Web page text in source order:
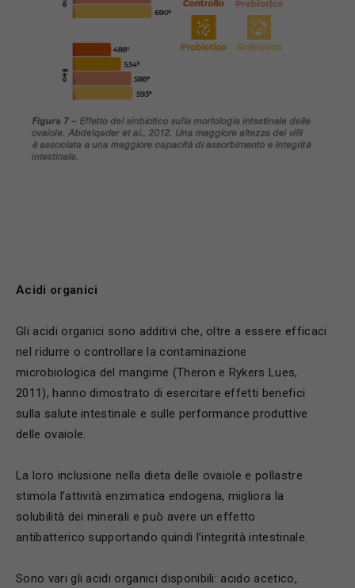
Acidi organici
Gli acidi organici sono additivi che, oltre a essere efficaci
nel ridurre o controllare la contaminazione
microbiologica del mangime (Theron e Rykers Lues,
2011), hanno dimostrato di esercitare effetti benefici
sulla salute intestinale e sulle performance produttive
delle ovaiole.
La loro inclusione nella dieta delle ovaiole e pollastre
stimola l’attività enzimatica endogena, migliora la
solubilità dei minerali e può avere un effetto
antibatterico supportando quindi l’integrità intestinale.
Sono vari gli acidi organici disponibili: acido acetico,